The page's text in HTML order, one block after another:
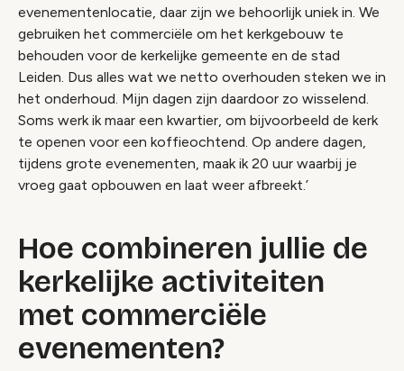
evenementenlocatie, daar zijn we behoorlijk uniek in. We
gebruiken het commerciële om het kerkgebouw te
behouden voor de kerkelijke gemeente en de stad
Leiden. Dus alles wat we netto overhouden steken we in
het onderhoud. Mijn dagen zijn daardoor zo wisselend.
Soms werk ik maar een kwartier, om bijvoorbeeld de kerk
te openen voor een koffieochtend. Op andere dagen,
tijdens grote evenementen, maak ik 20 uur waarbij je
vroeg gaat opbouwen en laat weer afbreekt.’
Hoe combineren jullie de
kerkelijke activiteiten
met commerciële
evenementen?